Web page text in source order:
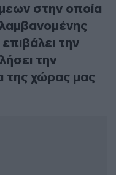
στην οποία
την
την
της χώρας μας